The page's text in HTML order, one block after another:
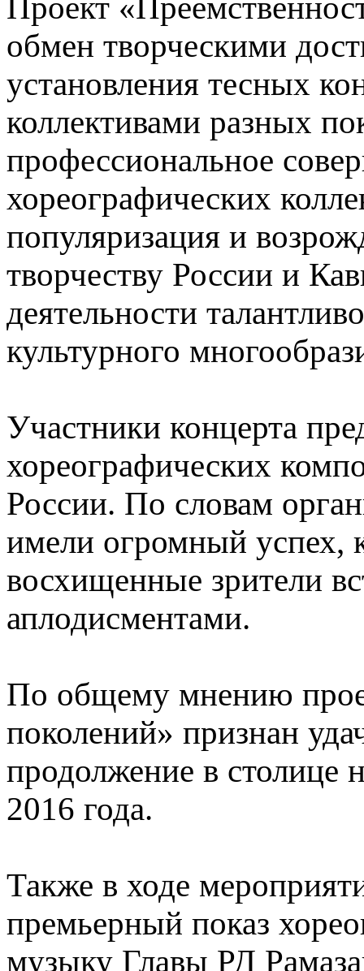
Проект
обмен творческими
установления тесных
коллективами разных
профессиональное
хореографических
популяризация и
творчеству России и
деятельности
культурного
Участники концерта
хореографических
России. По словам
имели огромный успех,
восхищенные зрители
аплодисментами.
По общему мнению
поколений» признан
продолжение в столице
2016 года.
Также в ходе
премьерный показ
музыку Главы РД